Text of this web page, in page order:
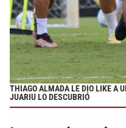
THIAGO ALMADA LE DIO LIKE A
JUARIU LO DESCUBRIÓ